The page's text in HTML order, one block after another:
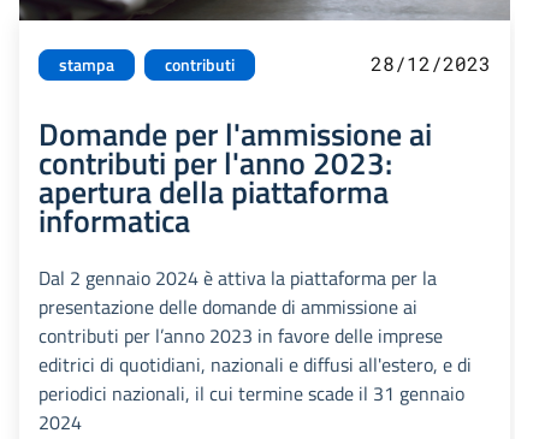
stampa contributi 28/12/2023
Domande per l'ammissione ai
contributi per l'anno 2023:
apertura della piattaforma
informatica
Dal 2 gennaio 2024 è attiva la piattaforma per la
presentazione delle domande di ammissione ai
contributi per l’anno 2023 in favore delle imprese
editrici di quotidiani, nazionali e diffusi all'estero, e di
periodici nazionali, il cui termine scade il 31 gennaio
2024